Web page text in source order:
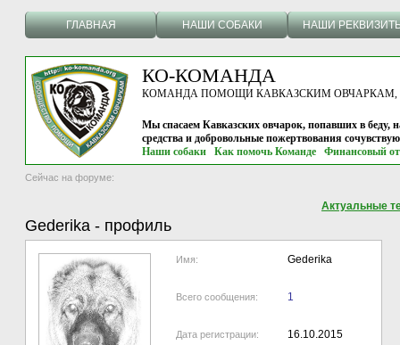
ГЛАВНАЯ НАШИ СОБАКИ НАШИ
КО-КОМАНДА
КОМАНДА ПОМОЩИ КАВКАЗСКИМ ОВЧАРКАМ, г.
Мы спасаем Кавказских овчарок, попавших в беду,
средства и добровольные пожертвования
Наши собаки
Как помочь Команде Финансовый
Сейчас на форуме:
Актуальные
Gederika - профиль
Имя: Gederika
Всего сообщения: 1
Дата регистрации: 16.10.2015